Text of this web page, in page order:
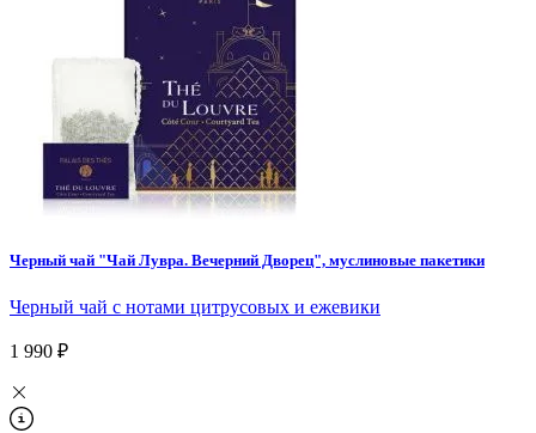
Черный чай "Чай Лувра. Вечерний Дворец", муслиновые пакетики
Черный чай с нотами цитрусовых и ежевики
1 990 ₽